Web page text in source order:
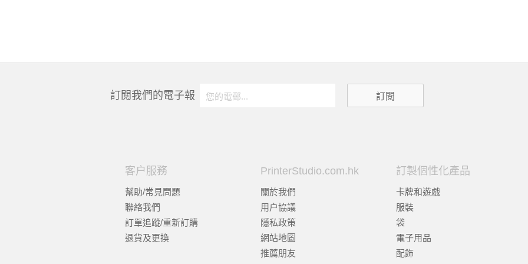
訂閲我們的電子報
客户服務
幫助/常見問題
聯絡我們
訂單追蹤/重新訂購
退貨及更換
PrinterStudio.com.hk
關於我們
用户協議
隱私政策
網站地圖
推薦朋友
訂製個性化產品
卡牌和遊戲
服裝
袋
電子用品
配飾